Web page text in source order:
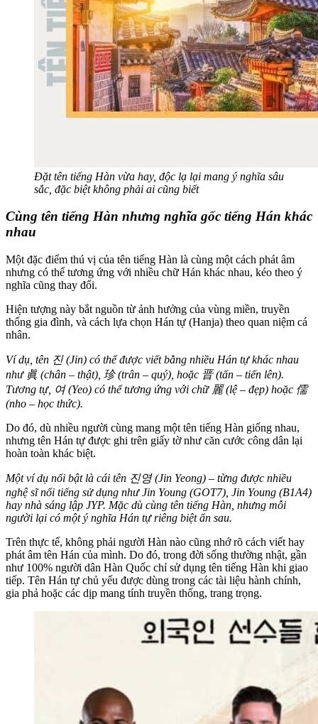
Đặt tên tiếng Hàn vừa hay, độc lạ lại mang ý nghĩa sâu
sắc, đặc biệt không phải ai cũng biết
Cùng tên tiếng Hàn nhưng nghĩa gốc tiếng Hán khác
nhau
Một đặc điểm thú vị của tên tiếng Hàn là cùng một cách phát âm
nhưng có thể tương ứng với nhiều chữ Hán khác nhau, kéo theo ý
nghĩa cũng thay đổi.
Hiện tượng này bắt nguồn từ ảnh hưởng của vùng miền, truyền
thống gia đình, và cách lựa chọn Hán tự (Hanja) theo quan niệm cá
nhân.
Ví dụ, tên 진 (Jin) có thể được viết bằng nhiều Hán tự khác nhau
như 眞 (chân – thật), 珍 (trân – quý), hoặc 晋 (tấn – tiến lên).
Tương tự, 여 (Yeo) có thể tương ứng với chữ 麗 (lệ – đẹp) hoặc 儒
(nho – học thức).
Do đó, dù nhiều người cùng mang một tên tiếng Hàn giống nhau,
nhưng tên Hán tự được ghi trên giấy tờ như căn cước công dân lại
hoàn toàn khác biệt.
Một ví dụ nổi bật là cái tên 진영 (Jin Yeong) – từng được nhiều
nghệ sĩ nổi tiếng sử dụng như Jin Young (GOT7), Jin Young (B1A4)
hay nhà sáng lập JYP. Mặc dù cùng tên tiếng Hàn, nhưng mỗi
người lại có một ý nghĩa Hán tự riêng biệt ẩn sau.
Trên thực tế, không phải người Hàn nào cũng nhớ rõ cách viết hay
phát âm tên Hán của mình. Do đó, trong đời sống thường nhật, gần
như 100% người dân Hàn Quốc chỉ sử dụng tên tiếng Hàn khi giao
tiếp. Tên Hán tự chủ yếu được dùng trong các tài liệu hành chính,
gia phả hoặc các dịp mang tính truyền thống, trang trọng.